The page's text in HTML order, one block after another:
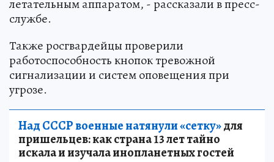
летательным аппаратом, - рассказали в пресс-
службе.
Также росгвардейцы проверили
работоспособность кнопок тревожной
сигнализации и систем оповещения при
угрозе.
Над СССР военные натянули «сетку»для
пришельцев: как страна 13 лет тайно
искала и изучала инопланетных гостей